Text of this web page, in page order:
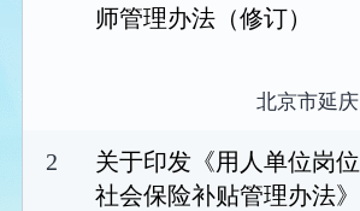
师管理办法（修订）
北京市延
2
关于印发《用人单位岗
社会保险补贴管理办法